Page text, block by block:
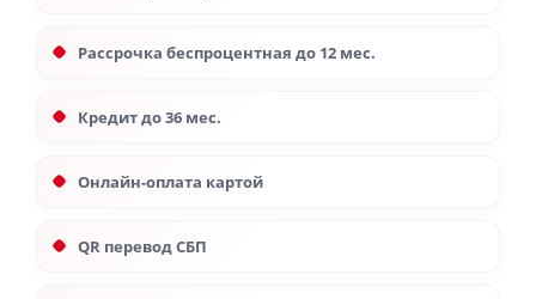
Рассрочка беспроцентная до 12 мес.
Кредит до 36 мес.
Онлайн-оплата картой
QR перевод СБП